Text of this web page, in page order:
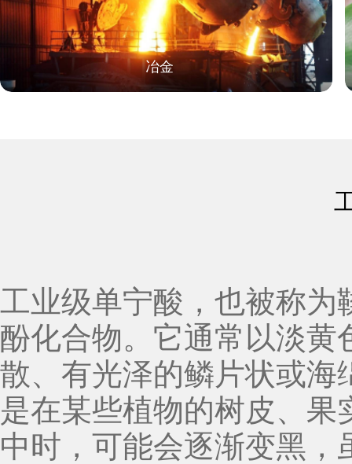
多力量。
冶金
工业级单宁酸，也被称为
酚化合物。它通常以淡黄
散、有光泽的鳞片状或海
是在某些植物的树皮、
中时，可能会逐渐变黑